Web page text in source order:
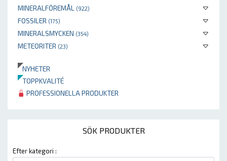
MINERALFÖREMÅL (922)
FOSSILER (175)
MINERALSMYCKEN (354)
METEORITER (23)
NYHETER
TOPPKVALITÉ
PROFESSIONELLA PRODUKTER
SÖK PRODUKTER
Efter kategori :